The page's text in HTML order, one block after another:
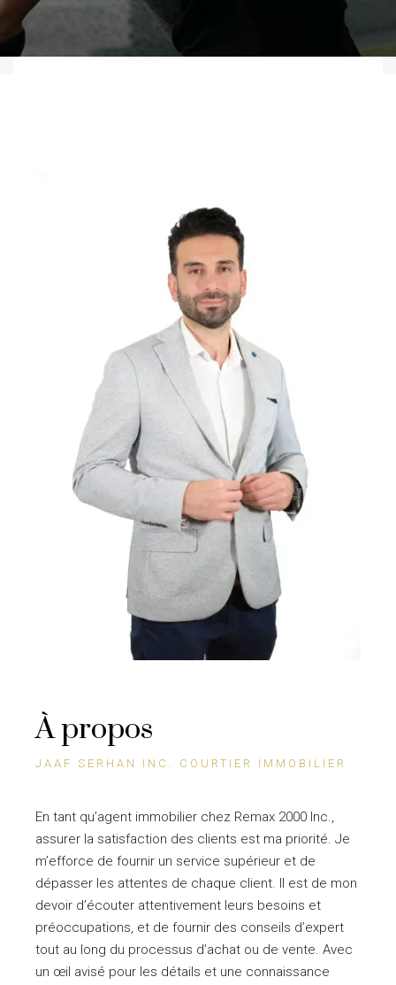
À propos
JAAF SERHAN INC. COURTIER IMMOBILIER
En tant qu’agent immobilier chez Remax 2000 Inc.,
assurer la satisfaction des clients est ma priorité. Je
m’efforce de fournir un service supérieur et de
dépasser les attentes de chaque client. Il est de mon
devoir d’écouter attentivement leurs besoins et
préoccupations, et de fournir des conseils d’expert
tout au long du processus d’achat ou de vente. Avec
un œil avisé pour les détails et une connaissance